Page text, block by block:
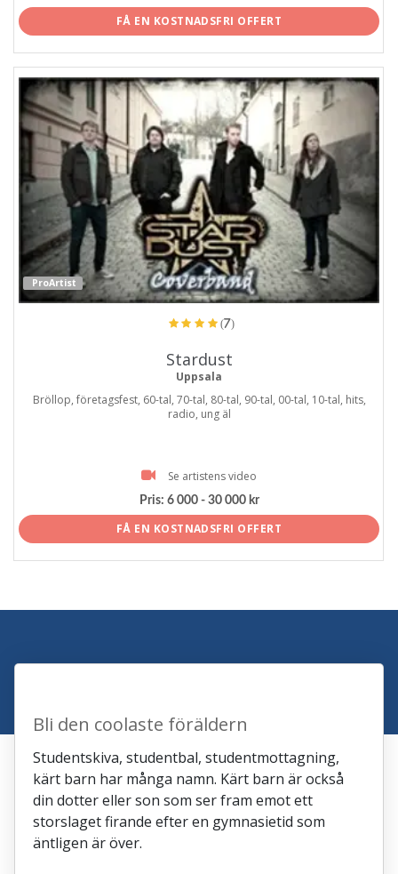
FÅ EN KOSTNADSFRI OFFERT
ProArtist
(7)
Stardust
Uppsala
Bröllop, företagsfest, 60-tal, 70-tal, 80-tal, 90-tal, 00-tal, 10-tal, hits,
radio, ung äl
Se artistens video
Pris: 6 000 - 30 000 kr
FÅ EN KOSTNADSFRI OFFERT
Bli den coolaste föräldern
Studentskiva, studentbal, studentmottagning,
kärt barn har många namn. Kärt barn är också
din dotter eller son som ser fram emot ett
storslaget firande efter en gymnasietid som
äntligen är över.